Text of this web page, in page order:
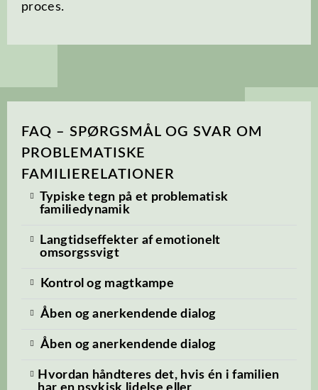
proces.
FAQ – SPØRGSMÅL OG SVAR OM
PROBLEMATISKE
FAMILIERELATIONER
Typiske tegn på et problematisk
familiedynamik
Langtidseffekter af emotionelt
omsorgssvigt
Kontrol og magtkampe
Åben og anerkendende dialog
Åben og anerkendende dialog
Hvordan håndteres det, hvis én i familien